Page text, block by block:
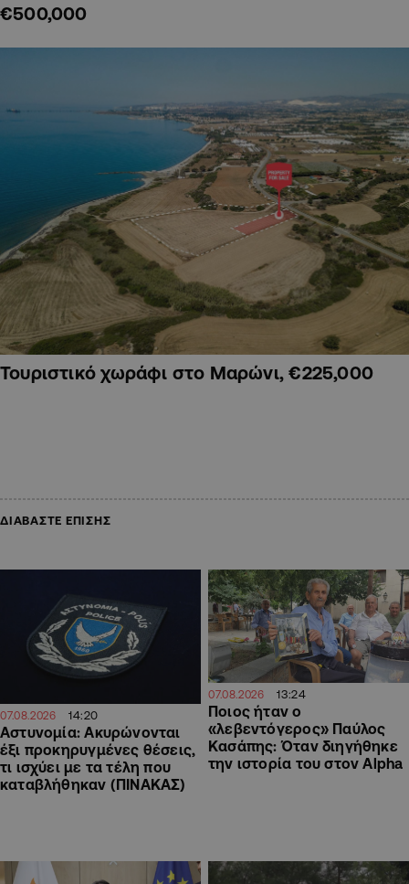
€500,000
Τουριστικό χωράφι στο Μαρώνι, €225,000
ΔΙΑΒΑΣΤΕ ΕΠΙΣΗΣ
07.08.2026 14:20
Αστυνομία: Ακυρώνονται
έξι προκηρυγμένες θέσεις,
τι ισχύει με τα τέλη που
καταβλήθηκαν (ΠΙΝΑΚΑΣ)
07.08.2026 13:24
Ποιος ήταν ο
«λεβεντόγερος» Παύλος
Κασάπης: Όταν διηγήθηκε
την ιστορία του στον Alpha